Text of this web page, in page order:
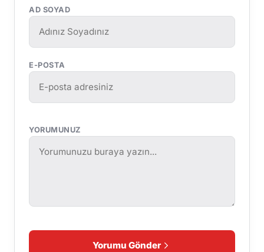
AD SOYAD
E-POSTA
YORUMUNUZ
Yorumu Gönder